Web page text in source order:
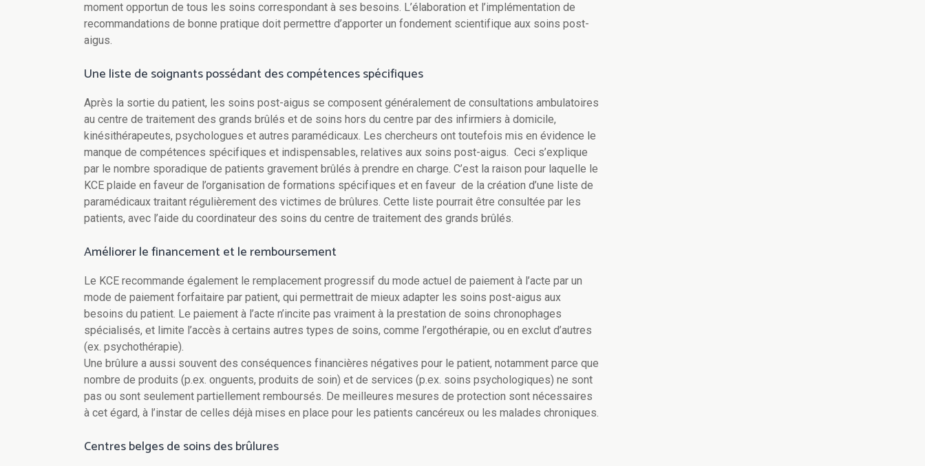
moment opportun de tous les soins correspondant à ses besoins. L’élaboration et l’implémentation de
recommandations de bonne pratique doit permettre d’apporter un fondement scientifique aux soins post-
aigus.
Une liste de soignants possédant des compétences spécifiques
Après la sortie du patient, les soins post-aigus se composent généralement de consultations ambulatoires
au centre de traitement des grands brûlés et de soins hors du centre par des infirmiers à domicile,
kinésithérapeutes, psychologues et autres paramédicaux. Les chercheurs ont toutefois mis en évidence le
manque de compétences spécifiques et indispensables, relatives aux soins post-aigus. Ceci s’explique
par le nombre sporadique de patients gravement brûlés à prendre en charge. C’est la raison pour laquelle le
KCE plaide en faveur de l’organisation de formations spécifiques et en faveur de la création d’une liste de
paramédicaux traitant régulièrement des victimes de brûlures. Cette liste pourrait être consultée par les
patients, avec l’aide du coordinateur des soins du centre de traitement des grands brûlés.
Améliorer le financement et le remboursement
Le KCE recommande également le remplacement progressif du mode actuel de paiement à l’acte par un
mode de paiement forfaitaire par patient, qui permettrait de mieux adapter les soins post-aigus aux
besoins du patient. Le paiement à l’acte n’incite pas vraiment à la prestation de soins chronophages
spécialisés, et limite l’accès à certains autres types de soins, comme l’ergothérapie, ou en exclut d’autres
(ex. psychothérapie).
Une brûlure a aussi souvent des conséquences financières négatives pour le patient, notamment parce que
nombre de produits (p.ex. onguents, produits de soin) et de services (p.ex. soins psychologiques) ne sont
pas ou sont seulement partiellement remboursés. De meilleures mesures de protection sont nécessaires
à cet égard, à l’instar de celles déjà mises en place pour les patients cancéreux ou les malades chroniques.
Centres belges de soins des brûlures